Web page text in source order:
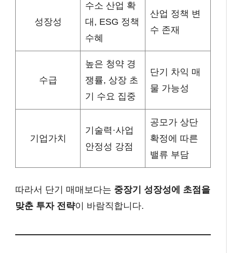
성장성
수소 산업 확
대, ESG 정책
수혜
산업 정책 변
수 존재
수급
높은 청약 경
쟁률, 상장 초
기 수요 집중
단기 차익 매
물 가능성
기업가치
기술력·사업
안정성 강점
공모가 상단
확정에 따른
밸류 부담
따라서 단기 매매보다는 중장기 성장성에 초점을
맞춘 투자 전략이 바람직합니다.